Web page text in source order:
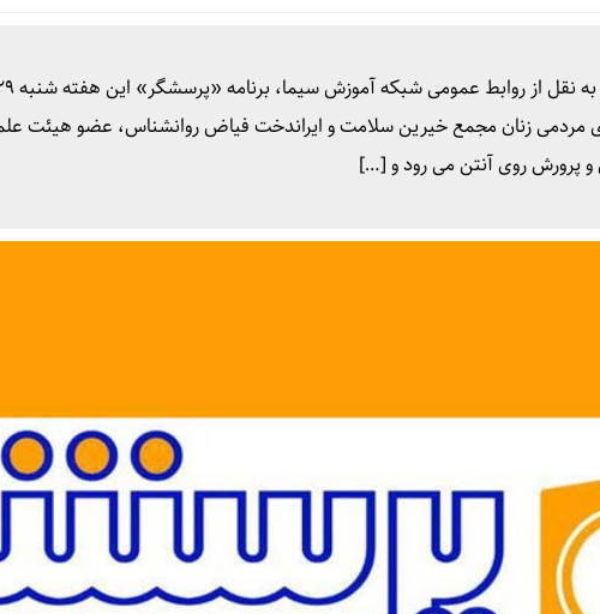
مردمی زنان مجمع خیرین سلامت و ایراندخت فیاض روانشناس، عضو هیئت
پرورش روی آنتن می رود و […]